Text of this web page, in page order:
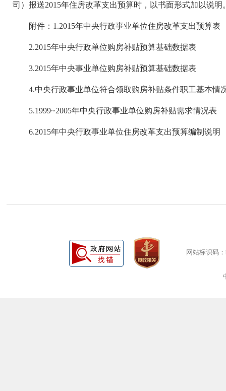
司）报送2015年住房改革支出预算时，以书面形式加以说明
附件：1.2015年中央行政事业单位住房改革支出预算表
2.2015年中央行政单位购房补贴预算基础数据表
3.2015年中央事业单位购房补贴预算基础数据表
4.中央行政事业单位符合领取购房补贴条件职工基本情
5.1999~2005年中央行政事业单位购房补贴需求情况表
6.2015年中央行政事业单位住房改革支出预算编制说明
网站标识码